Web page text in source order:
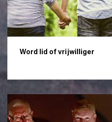
Word lid of vrijwilliger